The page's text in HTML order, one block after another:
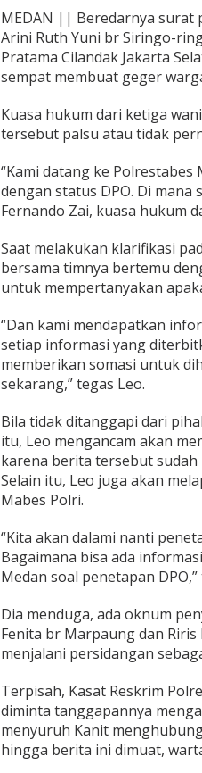
r
n
g
d
a
r
P
o
l
e
s
t
a
e
s
M
e
d
n
e
r
e
d
,
K
u
s
a
H
u
m
:
H
o
MEDAN || Beredarnya surat
Arini Ruth Yuni br Siringo-
Pratama Cilandak Jakarta
sempat membuat geger
Kuasa hukum dari ketiga
tersebut palsu atau tidak
“Kami datang ke
dengan status DPO. Di mana
Fernando Zai, kuasa hukum
Saat melakukan klarifikasi
bersama timnya bertemu
untuk mempertanyakan
“Dan kami mendapatkan
setiap informasi yang
memberikan somasi untuk
sekarang,” tegas Leo.
Bila tidak ditanggapi dari
itu, Leo mengancam akan
karena berita tersebut
Selain itu, Leo juga akan
Mabes Polri.
“Kita akan dalami nanti
Bagaimana bisa ada
Medan soal penetapan DPO,”
Dia menduga, ada oknum
Fenita br Marpaung dan
menjalani persidangan
Terpisah, Kasat Reskrim
diminta tanggapannya
menyuruh Kanit
hingga berita ini dimuat,